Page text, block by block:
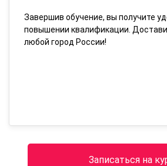
Завершив обучение, вы получите
повышении квалификации.
любой город России!
Записаться на